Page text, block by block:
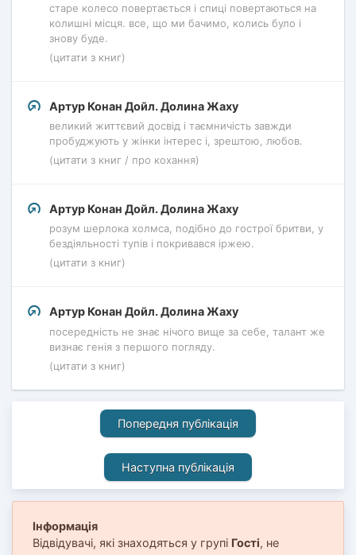
старе колесо повертається і спиці повертаються на
колишні місця. все, що ми бачимо, колись було і
знову буде.
(цитати з книг)
Артур Конан Дойл. Долина Жаху
великий життєвий досвід і таємничість завжди
пробуджують у жінки інтерес і, зрештою, любов.
(цитати з книг / про кохання)
Артур Конан Дойл. Долина Жаху
розум шерлока холмса, подібно до гострої бритви, у
бездіяльності тупів і покривався іржею.
(цитати з книг)
Артур Конан Дойл. Долина Жаху
посередність не знає нічого вище за себе, талант же
визнає генія з першого погляду.
(цитати з книг)
Попередня публікація
Наступна публікація
Інформація
Відвідувачі, які знаходяться у групі Гості, не